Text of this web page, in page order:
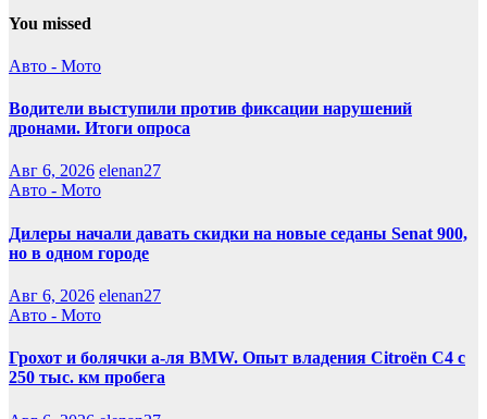
You missed
Авто - Мото
Водители выступили против фиксации нарушений
дронами. Итоги опроса
Авг 6, 2026 elenan27
Авто - Мото
Дилеры начали давать скидки на новые седаны Senat 900,
но в одном городе
Авг 6, 2026 elenan27
Авто - Мото
Грохот и болячки а-ля BMW. Опыт владения Citroёn C4 с
250 тыс. км пробега